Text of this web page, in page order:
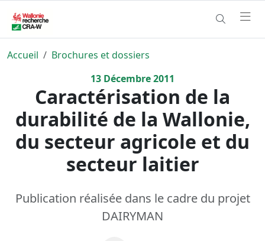
Accueil
Brochures et dossiers
13 Décembre2011
Caractérisation de la
durabilité de la Wallonie,
du secteur agricole et du
secteur laitier
Publication réalisée dans le cadre du projet
DAIRYMAN